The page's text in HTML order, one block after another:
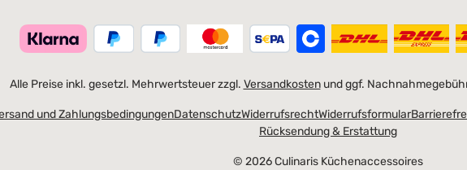
Alle Preise inkl. gesetzl. Mehrwertsteuer zzgl. Versandkostenund ggf.
© 2026 Culinaris Küchenaccessoires
und ZahlungsbedingungenDatenschutzWiderrufsrechtWiderrufsformular
Rücksendung & Erstattung